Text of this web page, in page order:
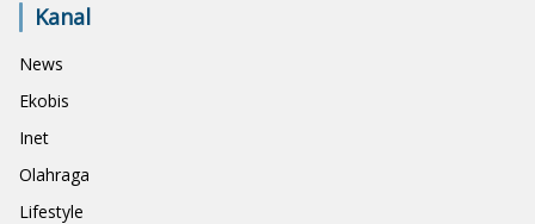
Kanal
News
Ekobis
Inet
Olahraga
Lifestyle